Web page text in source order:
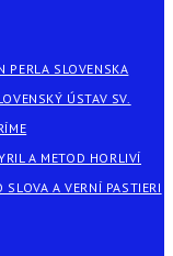
PERLA SLOVENSKA
ÚSTAV SV.
A METOD HORLIVÍ
A VERNÍ PASTIERI